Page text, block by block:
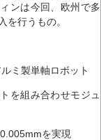
ンは今回、欧州で多
を行うもの。
ミ製単軸ロボット
を組み合わせモジュ
を実現